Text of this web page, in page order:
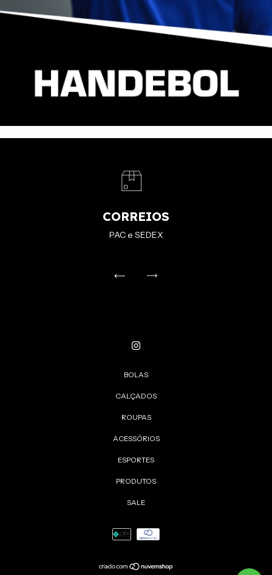
CORREIOS
PAC e SEDEX
BOLAS
CALÇADOS
ROUPAS
ACESSÓRIOS
ESPORTES
PRODUTOS
SALE